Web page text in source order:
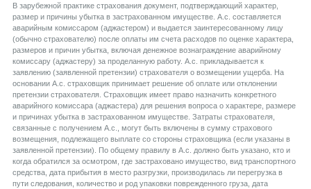
В зарубежной практике страхования документ, подтверждающий характер,
размер и причины убытка в застрахованном имуществе. А.с. составляется
аварийным комиссаром (аджастером) и выдается заинтересованному лицу
(обычно страхователю) после оплаты им счета расходов по оценке характера,
размеров и причин убытка, включая денежное вознаграждение аварийному
комиссару (аджастеру) за проделанную работу. А.с. прикладывается к
заявлению (заявленной претензии) страхователя о возмещении ущерба. На
основании А.с. страховщик принимает решение об оплате или отклонении
претензии страхователя. Страховщик имеет право назначить конкретного
аварийного комиссара (аджастера) для решения вопроса о характере, размере
и причинах убытка в застрахованном имуществе. Затраты страхователя,
связанные с получением А.с., могут быть включены в сумму страхового
возмещения, подлежащего выплате со стороны страховщика (если указаны в
заявленной претензии). По общему правилу в А.с. должно быть указано, кто и
когда обратился за осмотром, где застраховано имущество, вид транспортного
средства, дата прибытия в место разгрузки, производилась ли перегрузка в
пути следования, количество и род упаковки поврежденного груза, дата